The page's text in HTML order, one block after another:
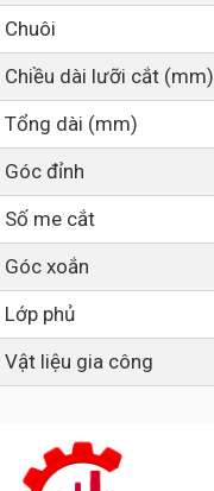
Chuôi
Chiều dài lưỡi cắt (mm)
Tổng dài (mm)
Góc đỉnh
Số me cắt
Góc xoắn
Lớp phủ
Vật liệu gia công